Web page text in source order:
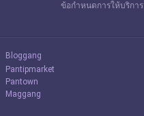
ข้อกำหนดการให้บริการ
Bloggang
Pantipmarket
Pantown
Maggang